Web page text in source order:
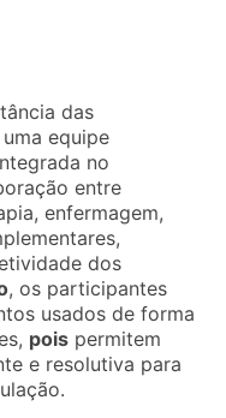
das
equipe
no
entre
enfermagem,
dos
, os participantes
usados de forma
pois permitem
e resolutiva para